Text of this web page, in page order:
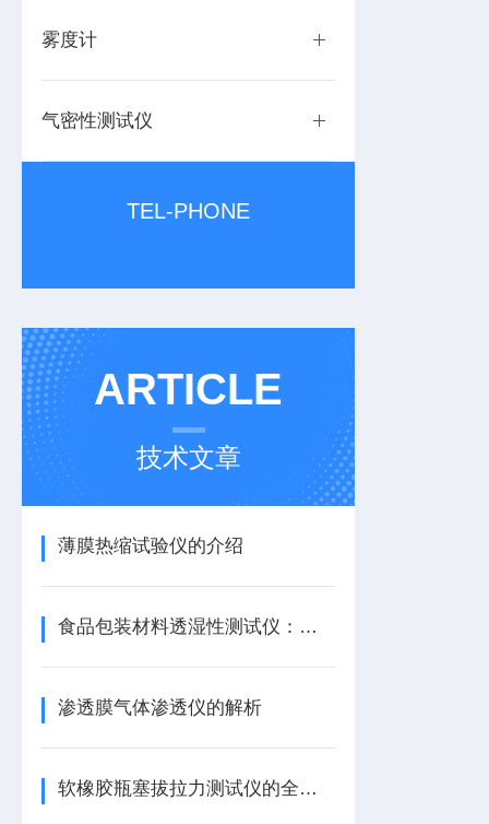
雾度计
气密性测试仪
TEL-PHONE
ARTICLE
技术文章
薄膜热缩试验仪的介绍
食品包装材料透湿性测试仪：解析
渗透膜气体渗透仪的解析
软橡胶瓶塞拔拉力测试仪的全面解析